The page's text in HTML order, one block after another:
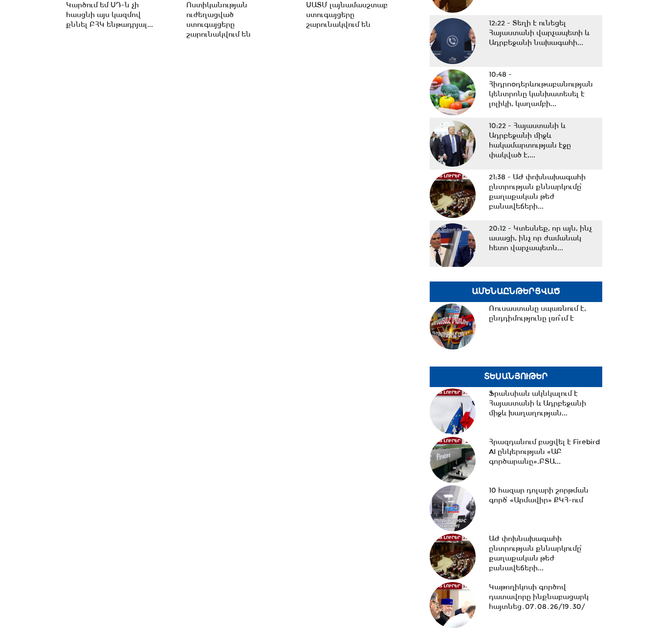
Կարծում եմ ՍԴ-ն չի
հասցնի այս կազմով
քննել ԲՀԿ ենթադրյալ...
Ոստիկանության
ուժեղացված
ստուգայցերը
շարունակվում են
ՍԱՏՄ լայնամասշտաբ
ստուգայցերը
շարունակվում են
12:22 - Տեղի է ունեցել
Հայաստանի վարչապետի և
Ադրբեջանի նախագահի...
10:48 -
Հիդրոօդերևութաբանության
կենտրոնը կանխատեսել է
լոլիկի, կաղամբի...
10:22 - Հայաստանի և
Ադրբեջանի միջև
հակամարտության էջը
փակված է,...
21:38 - ԱԺ փոխնախագահի
ընտրության քննարկումը՝
քաղաքական թեժ
բանավեճերի...
20:12 - Կտեսնեք, որ այն, ինչ
ասացի, ինչ որ ժամանակ
հետո վարչապետն...
19:35 -Կաթողիկոսի գործով
դատավորը ինքնաբացարկ
18:37 -Դուք ուզում եք
ժողովրդին գործի ընդունել
ձեզ մոտ, մենք ուզում...
Սարգսյանի հետ | 07.08.2026
սահմանափակումներ է
մտցնում ԱՄՆ
17:05 -Պապիկյանի
մասնակցությամբ
քարոզարշավը խոչընդոտելու
դեպքի...
16:38 -Տաթև համայնքի
նախկին ղեկավար Մուրադ
Սիմոնյանից կբռնագանձվի...
ԱՄԵՆԱԸՆԹԵՐՑՎԱԾ
Ռուսաստանը սպառնում է,
ընդդիմությունը լռո՞ւմ է
ՏԵՍԱՆՅՈՒԹԵՐ
Ֆրանսիան ակնկալում է
Հայաստանի և Ադրբեջանի
միջև խաղաղության...
Հրազդանում բացվել է Firebird
AI ընկերության «ԱԲ
գործարանը».ԲՏԱ...
10 հազար դոլարի շորթման
գործ՝ «Արմավիր» ՔԿՀ-ում
ԱԺ փոխնախագահի
ընտրության քննարկումը՝
քաղաքական թեժ
բանավեճերի...
Կաթողիկոսի գործով
դատավորը ինքնաբացարկ
հայտնեց․07․08․26/19․30/